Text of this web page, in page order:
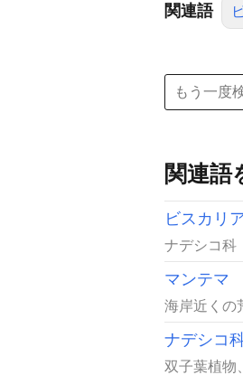
関連語
関連語
ビスカリ
ナデシコ科
マンテマ
海岸近くの
ナデシコ
双子葉植物